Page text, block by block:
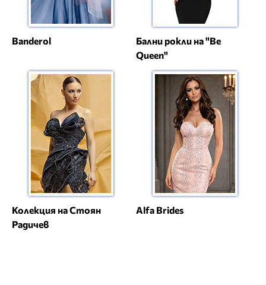
Banderol
Бални рокли на "Be
Queen"
Колекция на Стоян
Радичев
Alfa Brides